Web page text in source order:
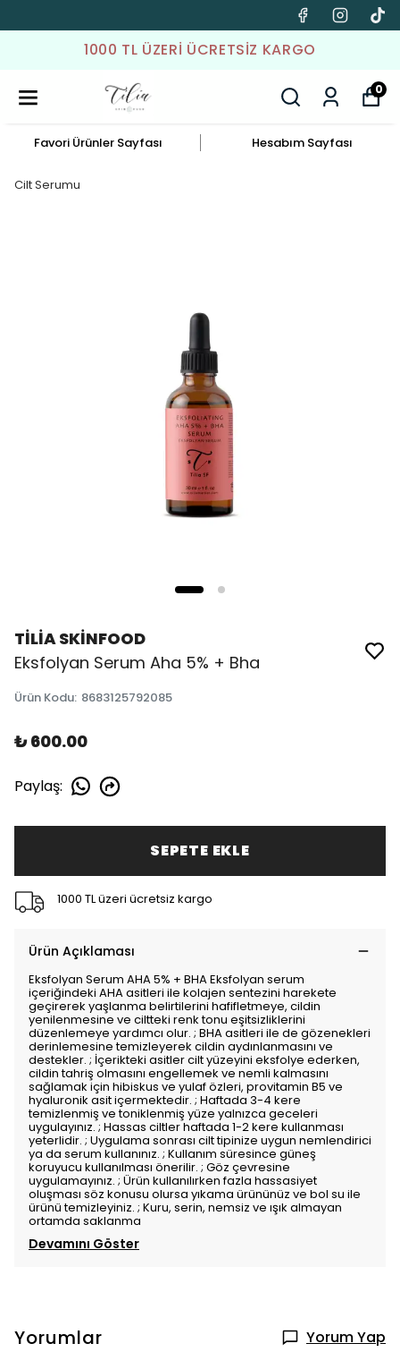
1000 TL ÜZERI ÜCRETSIZ KARGO
0
Favori Ürünler Sayfası Hesabım Sayfası
Cilt Serumu
TİLİA SKİNFOOD
Eksfolyan Serum Aha 5% + Bha
Ürün Kodu: 8683125792085
₺ 600.00
Paylaş:
SEPETE EKLE
1000 TL üzeri ücretsiz kargo
Ürün Açıklaması
Eksfolyan Serum AHA 5% + BHA Eksfolyan serum
içeriğindeki AHA asitleri ile kolajen sentezini harekete
geçirerek yaşlanma belirtilerini hafifletmeye, cildin
yenilenmesine ve ciltteki renk tonu eşitsizliklerini
düzenlemeye yardımcı olur. ; BHA asitleri ile de gözenekleri
derinlemesine temizleyerek cildin aydınlanmasını ve
destekler. ; İçerikteki asitler cilt yüzeyini eksfolye ederken,
cildin tahriş olmasını engellemek ve nemli kalmasını
sağlamak için hibiskus ve yulaf özleri, provitamin B5 ve
hyaluronik asit içermektedir. ; Haftada 3-4 kere
temizlenmiş ve toniklenmiş yüze yalnızca geceleri
uygulayınız. ; Hassas ciltler haftada 1-2 kere kullanması
yeterlidir. ; Uygulama sonrası cilt tipinize uygun nemlendirici
ya da serum kullanınız. ; Kullanım süresince güneş
koruyucu kullanılması önerilir. ; Göz çevresine
uygulamayınız. ; Ürün kullanılırken fazla hassasiyet
oluşması söz konusu olursa yıkama ürününüz ve bol su ile
ürünü temizleyiniz. ; Kuru, serin, nemsiz ve ışık almayan
ortamda saklanma
Devamını Göster
Yorumlar Yorum Yap